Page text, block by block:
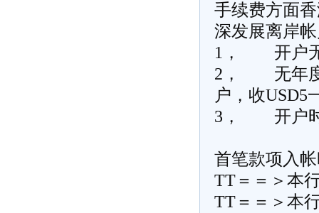
手续费方面
深发展离岸
1， 开户无
2， 无年度
户，收USD5
3， 开户时
首笔款项入
TT＝＝＞本
TT＝＝＞本